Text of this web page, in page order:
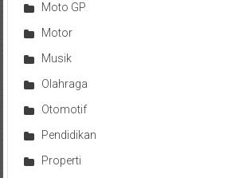
Moto GP
Motor
Musik
Olahraga
Otomotif
Pendidikan
Properti